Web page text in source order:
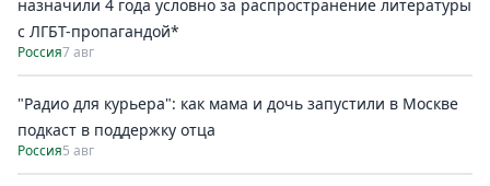
назначили 4 года условно за распространение литературы
с ЛГБТ-пропагандой*
Россия7 авг
"Радио для курьера": как мама и дочь запустили в Москве
подкаст в поддержку отца
Россия5 авг